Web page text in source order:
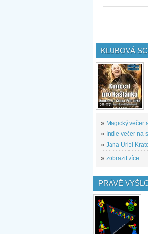
KLUBOVÁ
28.07.
» Magický večer
» Indie večer na
» Jana Uriel
» zobrazit více...
PRÁVĚ